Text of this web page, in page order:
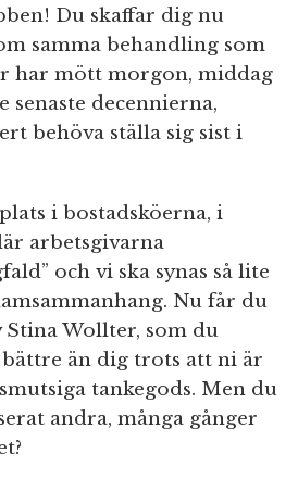
Du skaffar dig nu
samma behandling som
har mött morgon, middag
senaste decennierna,
behöva ställa sig sist i
i bostadsköerna, i
arbetsgivarna
och vi ska synas så lite
Nu får du
Stina Wollter, som du
än dig trots att ni är
tankegods. Men du
andra, många gånger